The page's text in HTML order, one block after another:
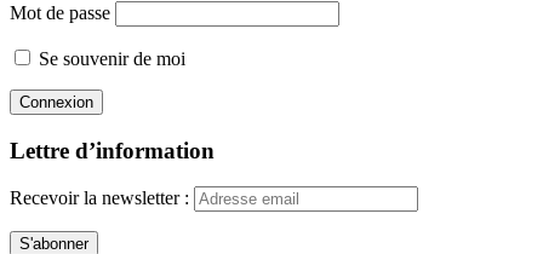
Mot de passe
Se souvenir de moi
Lettre d’information
Recevoir la newsletter :